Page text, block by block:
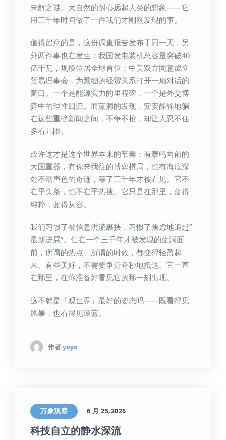
未解之谜。大自然的耐心远超人类的想象——它
用三千年时间做了一件我们才刚刚发现的事。
值得留意的是，这份调查报告发布于同一天，另
外两件事也在发生：我国发电装机总容量突破40
亿千瓦，规模位居全球首位；中美双方同意成立
贸易理事会，为紧绷的经贸关系打开一扇对话的
窗口。一个是能源实力的里程碑，一个是外交博
弈中的理性回归。而蓝洞的发现，安安静静地躺
在这些重磅新闻之间，不争不抢，却让人忍不住
多看几眼。
或许这才是这个世界本来的节奏：有轰鸣向前的
大国重器，有你来我往的博弈棋局，也有海底深
处不动声色的奇迹，等了三千年才被看见。它不
在乎头条，也不在乎热搜。它只是在那里，蓝得
纯粹，蓝得从容。
我们习惯了被信息洪流裹挟，习惯了焦虑地追赶”
最新进展”。但在一个三千年才被发现的蓝洞面
前，所谓的热点、所谓的时效，都变得轻盈起
来。有些美好，不需要争分夺秒地抵达。它一直
在那里，在你准备好看见它的那一刻出现。
这不就是「观世界」最好的姿态吗——既看得见
风暴，也看得见深蓝。
作者 yoyo
万象观察 6 月 25,2026
科技自立的静水深流